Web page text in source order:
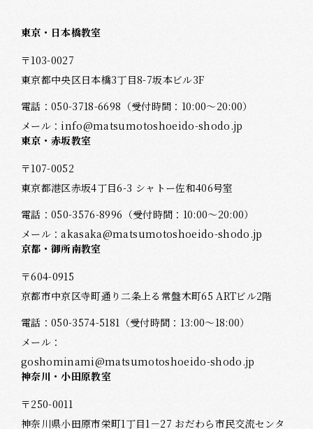
東京・日本橋教室
〒103-0027
東京都中央区日本橋3丁目8-7坂本ビル3F
電話：050-3718-6698 （受付時間：10:00～20:00）
メール： info@matsumotoshoeido-shodo.jp
東京・赤坂教室
〒107-0052
東京都港区赤坂4丁目6-3 シャトー佐和406号室
電話：050-3576-8996 （受付時間：10:00～20:00）
メール：akasaka@matsumotoshoeido-shodo.jp
京都・御所南教室
〒604-0915
京都市中京区寺町通り二条上る常盤木町65 ARTビル2階
電話：050-3574-5181 （受付時間：13:00～18:00）
メール：
goshominami@matsumotoshoeido-shodo.jp
神奈川・小田原教室
〒250-0011
神奈川県小田原市栄町1丁目1－27 おだわら市民交流センタ